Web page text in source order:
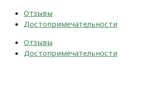
Отзывы
Достопримечательности
Отзывы
Достопримечательности